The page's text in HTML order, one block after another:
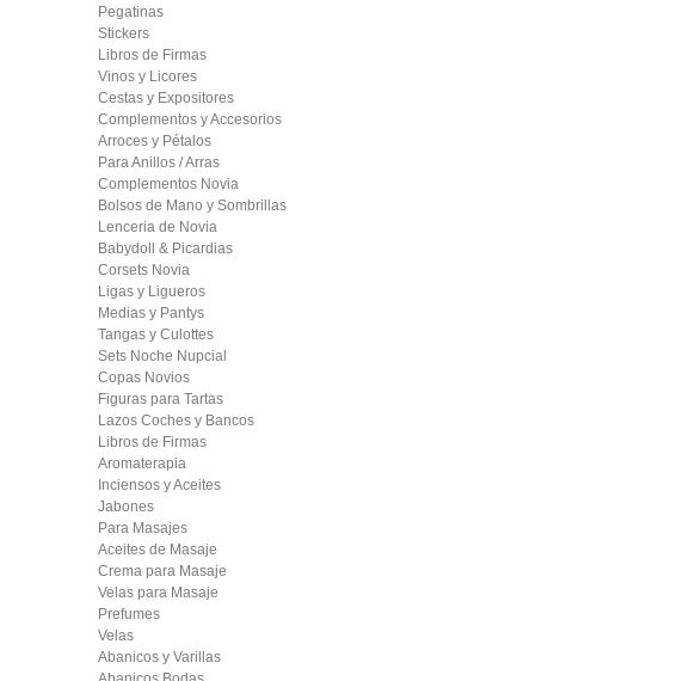
Pegatinas
Stickers
Libros de Firmas
Vinos y Licores
Cestas y Expositores
Complementos y Accesorios
Arroces y Pétalos
Para Anillos / Arras
Complementos Novia
Bolsos de Mano y Sombrillas
Lenceria de Novia
Babydoll & Picardias
Corsets Novia
Ligas y Ligueros
Medias y Pantys
Tangas y Culottes
Sets Noche Nupcial
Copas Novios
Figuras para Tartas
Lazos Coches y Bancos
Libros de Firmas
Aromaterapia
Inciensos y Aceites
Jabones
Para Masajes
Aceites de Masaje
Crema para Masaje
Velas para Masaje
Prefumes
Velas
Abanicos y Varillas